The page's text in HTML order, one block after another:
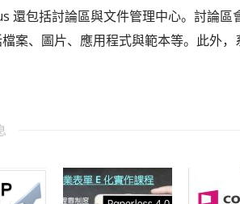
還包括討論區與文件管理中心。討論
案、圖片、應用程式與範本等。此外